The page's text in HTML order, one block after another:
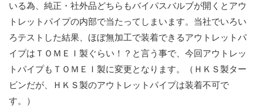
いる為、純正・社外品どちらもバイパスバルブが開くとアウ
トレットパイプの内部で当たってしまいます。当社でいろい
ろテストした結果、ほぼ無加工で装着できるアウトレットパ
イプはＴＯＭＥＩ製ぐらい！？と言う事で、今回アウトレッ
トパイプもＴＯＭＥＩ製に変更となります。（ＨＫＳ製ター
ビンだが、ＨＫＳ製のアウトレットパイプは装着不可で
す。）